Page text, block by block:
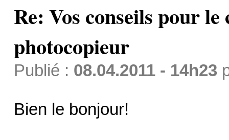
Re: Vos conseils pour
photocopieur
Publié : 08.04.2011 - 14h23
Bien le bonjour!